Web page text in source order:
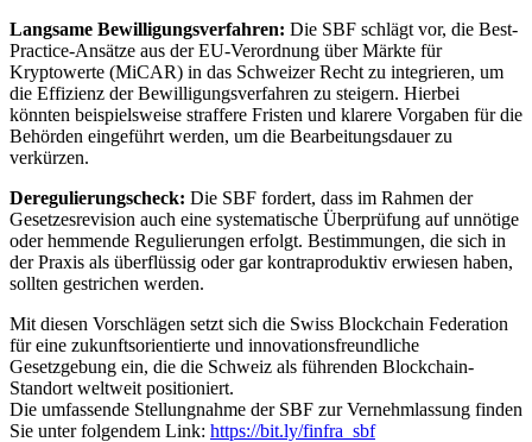
Langsame Bewilligungsverfahren: Die SBF schlägt vor, die Best-
Practice-Ansätze aus der EU-Verordnung über Märkte für
Kryptowerte (MiCAR) in das Schweizer Recht zu integrieren, um
die Effizienz der Bewilligungsverfahren zu steigern. Hierbei
könnten beispielsweise straffere Fristen und klarere Vorgaben für die
Behörden eingeführt werden, um die Bearbeitungsdauer zu
verkürzen.
Deregulierungscheck: Die SBF fordert, dass im Rahmen der
Gesetzesrevision auch eine systematische Überprüfung auf unnötige
oder hemmende Regulierungen erfolgt. Bestimmungen, die sich in
der Praxis als überflüssig oder gar kontraproduktiv erwiesen haben,
sollten gestrichen werden.
Mit diesen Vorschlägen setzt sich die Swiss Blockchain Federation
für eine zukunftsorientierte und innovationsfreundliche
Gesetzgebung ein, die die Schweiz als führenden Blockchain-
Standort weltweit positioniert.
Die umfassende Stellungnahme der SBF zur Vernehmlassung finden
Sie unter folgendem Link: https://bit.ly/finfra_sbf